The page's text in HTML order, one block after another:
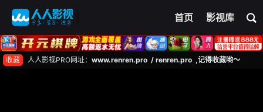
首页 影视库
收藏 人人影视PRO网址： www.renren.pro / renren.pro ,记得收藏哟～